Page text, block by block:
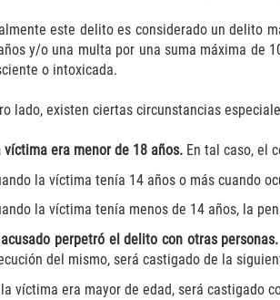
este delito es considerado un delito
y/o una multa por una suma máxima de
o intoxicada.
lado, existen ciertas circunstancias
víctima era menor de 18 años.En tal caso, el
la víctima tenía 14 años o más cuando
la víctima tenía menos de 14 años, la
acusado perpetró el delito con otras
del mismo, será castigado de la
víctima era mayor de edad, será castigado